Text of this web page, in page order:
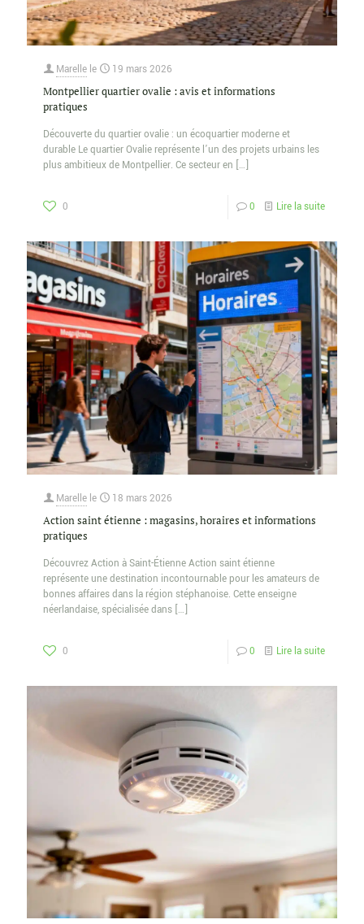
Marelle le 19 mars 2026
Montpellier quartier ovalie : avis et informations
pratiques
Découverte du quartier ovalie : un écoquartier moderne et
durable Le quartier Ovalie représente l’un des projets urbains les
plus ambitieux de Montpellier. Ce secteur en […]
0 0 Lire la suite
Marelle le 18 mars 2026
Action saint étienne : magasins, horaires et informations
pratiques
Découvrez Action à Saint-Étienne Action saint étienne
représente une destination incontournable pour les amateurs de
bonnes affaires dans la région stéphanoise. Cette enseigne
néerlandaise, spécialisée dans […]
0 0 Lire la suite